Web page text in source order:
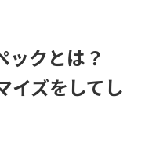
ックとは？
イズをしてし